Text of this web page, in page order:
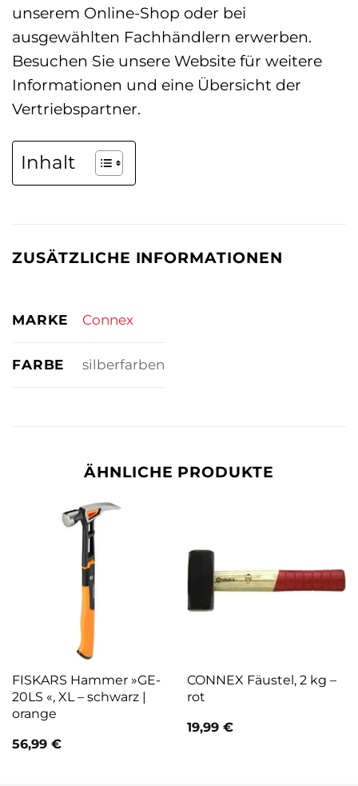
unserem Online-Shop oder bei
ausgewählten Fachhändlern erwerben.
Besuchen Sie unsere Website für weitere
Informationen und eine Übersicht der
Vertriebspartner.
Inhalt
ZUSÄTZLICHE INFORMATIONEN
MARKE Connex
FARBE silberfarben
ÄHNLICHE PRODUKTE
FISKARS Hammer »GE-
20LS «, XL – schwarz |
orange
56,99 €
CONNEX Fäustel, 2 kg –
rot
19,99 €